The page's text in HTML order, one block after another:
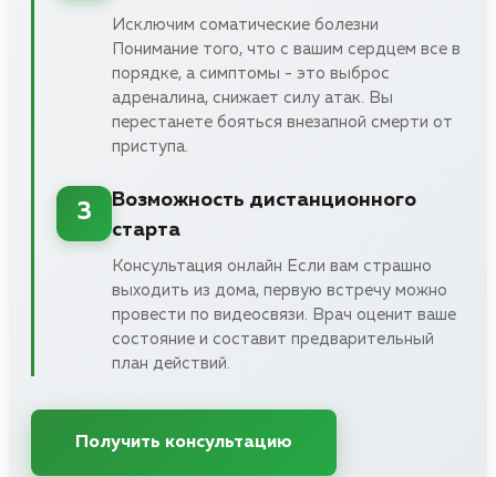
Исключим соматические болезни
Понимание того, что с вашим сердцем все в
порядке, а симптомы - это выброс
адреналина, снижает силу атак. Вы
перестанете бояться внезапной смерти от
приступа.
3
Возможность дистанционного
старта
Консультация онлайн Если вам страшно
выходить из дома, первую встречу можно
провести по видеосвязи. Врач оценит ваше
состояние и составит предварительный
план действий.
Получить консультацию